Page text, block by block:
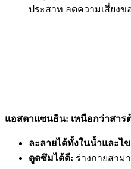
ประสาท ลดความเสี่ยง
แอสตาแซนธิน: เหนือกว่าสาร
ละลายได้ทั้งในน้ำและไ
ดูดซึมได้ดี: ร่างกายสาม